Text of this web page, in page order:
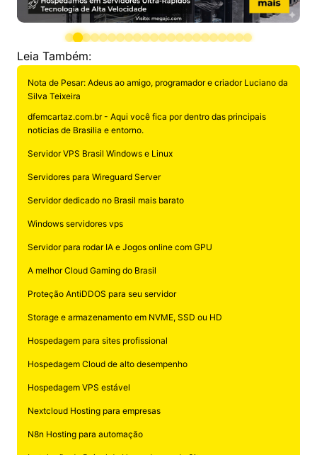
Leia Também:
Nota de Pesar: Adeus ao amigo, programador e criador Luciano da
Silva Teixeira
dfemcartaz.com.br - Aqui você fica por dentro das principais
noticias de Brasilia e entorno.
Servidor VPS Brasil Windows e Linux
Servidores para Wireguard Server
Servidor dedicado no Brasil mais barato
Windows servidores vps
Servidor para rodar IA e Jogos online com GPU
A melhor Cloud Gaming do Brasil
Proteção AntiDDOS para seu servidor
Storage e armazenamento em NVME, SSD ou HD
Hospedagem para sites profissional
Hospedagem Cloud de alto desempenho
Hospedagem VPS estável
Nextcloud Hosting para empresas
N8n Hosting para automação